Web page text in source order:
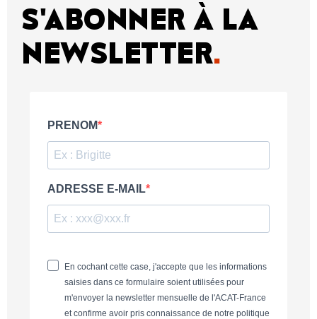
S'ABONNER À LA
NEWSLETTER.
PRENOM
ADRESSE E-MAIL
En cochant cette case, j'accepte que les informations
saisies dans ce formulaire soient utilisées pour
m'envoyer la newsletter mensuelle de l'ACAT-France
et confirme avoir pris connaissance de notre politique